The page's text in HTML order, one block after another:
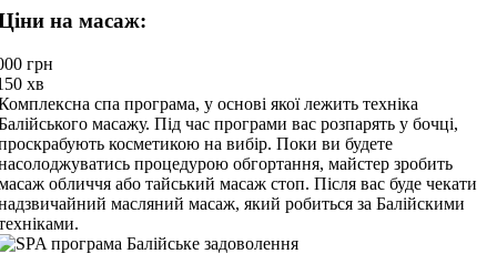
на масаж:
грн
хв
спа програма, у основі якої лежить техніка
масажу. Під час програми вас розпарять у бочці,
косметикою на вибір. Поки ви будете
процедурою обгортання, майстер зробить
обличчя або тайський масаж стоп. Після вас буде чекати
масляний масаж, який робиться за Балійскими